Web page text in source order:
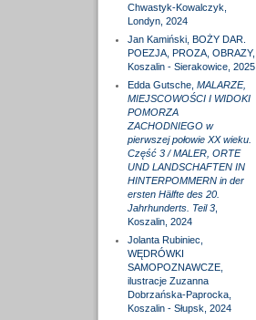
Chwastyk-Kowalczyk,
Londyn, 2024
Jan Kamiński, BOŻY DAR.
POEZJA, PROZA, OBRAZY,
Koszalin - Sierakowice, 2025
Edda Gutsche, MALARZE,
MIEJSCOWOŚCI I WIDOKI
POMORZA
ZACHODNIEGO w
pierwszej połowie XX wieku.
Część 3 / MALER, ORTE
UND LANDSCHAFTEN IN
HINTERPOMMERN in der
ersten Hälfte des 20.
Jahrhunderts. Teil 3,
Koszalin, 2024
Jolanta Rubiniec,
WĘDRÓWKI
SAMOPOZNAWCZE,
ilustracje Zuzanna
Dobrzańska-Paprocka,
Koszalin - Słupsk, 2024